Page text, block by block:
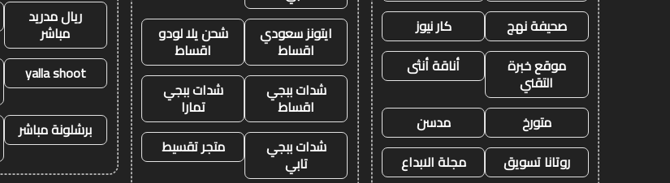
صحيفة نهج
كار نيوز
موقع خبرة
التقني
أناقة أنثى
متورخ
مدسن
روتانا تسويق
مجلة الابداع
ايتونز سعودي
اقساط
شحن يلا لودو
اقساط
شدات ببجي
اقساط
شدات ببجي
تمارا
شدات ببجي
تابي
متجر تقسيط
ريال مدريد
مباشر
yalla shoot
برشلونة مباشر